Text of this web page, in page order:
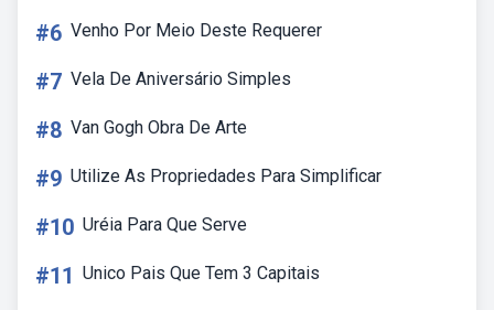
#6 Venho Por Meio Deste Requerer
#7 Vela De Aniversário Simples
#8 Van Gogh Obra De Arte
#9 Utilize As Propriedades Para Simplificar
#10 Uréia Para Que Serve
#11 Unico Pais Que Tem 3 Capitais